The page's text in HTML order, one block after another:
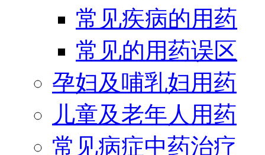
常见疾病的用药
常见的用药误区
孕妇及哺乳妇用药
儿童及老年人用药
常见病症中药治疗